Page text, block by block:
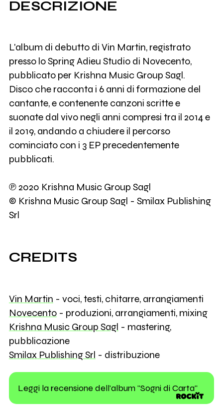
DESCRIZIONE
L'album di debutto di Vin Martin, registrato
presso lo Spring Adieu Studio di Novecento,
pubblicato per Krishna Music Group Sagl.
Disco che racconta i 6 anni di formazione del
cantante, e contenente canzoni scritte e
suonate dal vivo negli anni compresi tra il 2014 e
il 2019, andando a chiudere il percorso
cominciato con i 3 EP precedentemente
pubblicati.
℗ 2020 Krishna Music Group Sagl
© Krishna Music Group Sagl - Smilax Publishing
Srl
CREDITS
Vin Martin - voci, testi, chitarre, arrangiamenti
Novecento- produzioni, arrangiamenti, mixing
Krishna Music Group Sagl - mastering,
pubblicazione
Smilax Publishing Srl - distribuzione
Leggi la recensione dell'album "Sogni di Carta"